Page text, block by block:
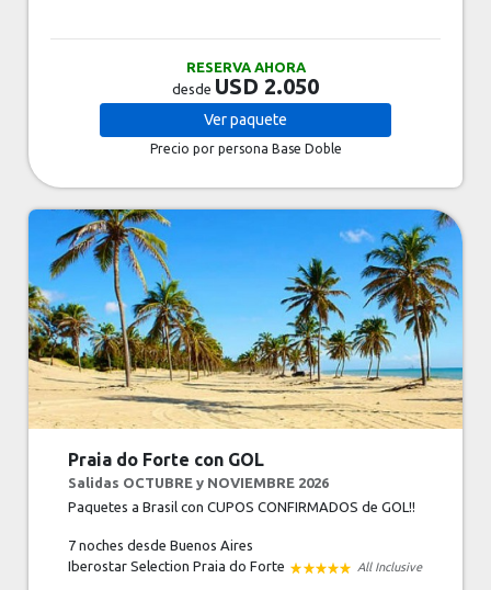
RESERVA AHORA
desde USD 2.050
Verpaquete
Precio por persona Base Doble
Praia do Forte con GOL
Salidas OCTUBRE y NOVIEMBRE 2026
Paquetes a Brasil con CUPOS CONFIRMADOS de GOL!!
7 nochesdesde Buenos Aires
Iberostar Selection Praia do Forte
All Inclusive